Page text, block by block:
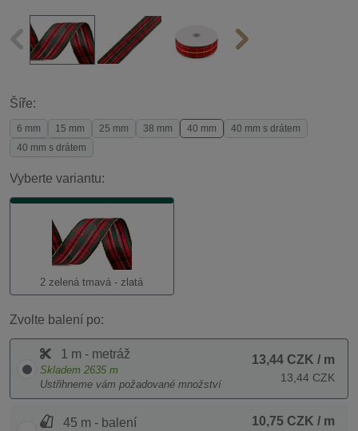
Šíře:
6 mm 15 mm 25 mm 38 mm 40 mm
40 mm s drátem
40 mm s drátem
Vyberte variantu:
2 zelená tmavá - zlatá
Zvolte balení po:
1 m - metráž
Skladem 2635 m
Ustřihneme vám požadované množství
13,44 CZK / m
13,44 CZK
45 m - balení 10,75 CZK / m